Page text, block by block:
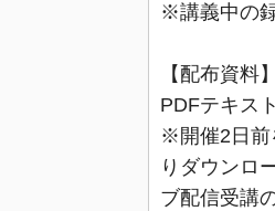
※講義中の
【配布資料
PDFテキス
※開催2日前
りダウンロ
ブ配信受講